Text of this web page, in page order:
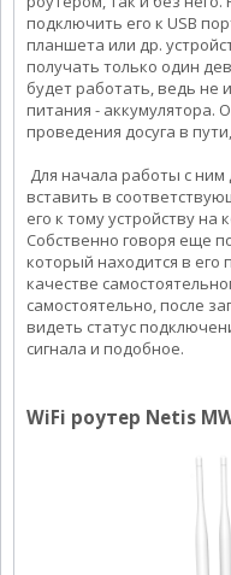
подключить его к USB
планшета или др.
получать только один
будет работать, ведь не
питания - аккумулятора.
проведения досуга в
Для начала работы с
вставить в
его к тому устройству
Собственно говоря еще
который находится в его
качестве
самостоятельно, после
видеть статус
сигнала и подобное.
WiFi роутер Netis